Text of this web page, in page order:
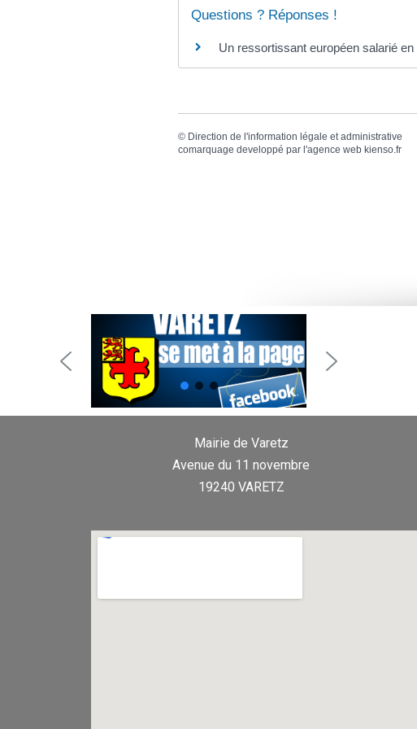
Questions ? Réponses !
Un ressortissant européen salarié
© Direction de l'information légale et administrative
comarquage developpé par l'agence web kienso.fr
Mairie de Varetz
Avenue du 11 novembre
19240 VARETZ